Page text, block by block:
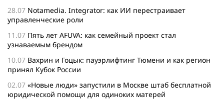
28.07 Notamedia. Integrator: как ИИ перестраивает
управленческие роли
11.07 Пять лет AFUVA: как семейный проект стал
узнаваемым брендом
10.07 Вахрин и Гоцык: пауэрлифтинг Тюмени и как регион
принял Кубок России
02.07 «Новые люди» запустили в Москве штаб бесплатной
юридической помощи для одиноких матерей